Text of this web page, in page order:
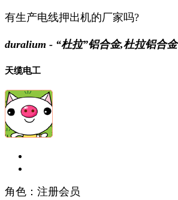
有生产电线押出机的厂家吗?
duralium - “杜拉”铝合金,杜拉铝合金
天缆电工
角色：注册会员